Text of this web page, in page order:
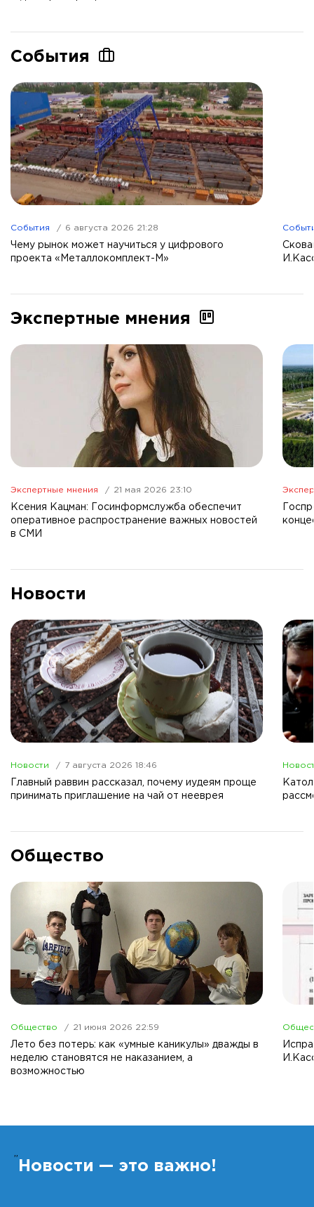
События
События 6 августа 2026 21:28
Чему рынок может научиться у цифрового
проекта «Металлокомплект-М»
Экспертные мнения
Экспертные мнения 21 мая 2026 23:10
Ксения Кацман: Госинформслужба обеспечит
оперативное распространение важных новостей
в СМИ
Новости
Новости 7 августа 2026 18:46
Главный раввин рассказал, почему иудеям проще
принимать приглашение на чай от нееврея
Общество
Общество 21 июня 2026 22:59
Лето без потерь: как «умные каникулы» дважды в
неделю становятся не наказанием, а
возможностью
” Новости — это важно!